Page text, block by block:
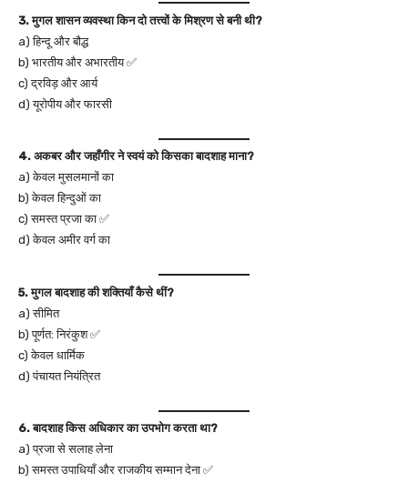
3. मुगल शासन व्यवस्था किन दो तत्त्वों के मिश्रण से बनी थी?
a) हिन्दू और बौद्ध
b) भारतीय और अभारतीय ✅
c) द्रविड़ और आर्य
d) यूरोपीय और फारसी
4. अकबर और जहाँगीर ने स्वयं को किसका बादशाह माना?
a) केवल मुसलमानों का
b) केवल हिन्दुओं का
c) समस्त प्रजा का ✅
d) केवल अमीर वर्ग का
5. मुगल बादशाह की शक्तियाँ कैसे थीं?
a) सीमित
b) पूर्णत: निरंकुश ✅
c) केवल धार्मिक
d) पंचायत नियंत्रित
6. बादशाह किस अधिकार का उपभोग करता था?
a) प्रजा से सलाह लेना
b) समस्त उपाधियाँ और राजकीय सम्मान देना ✅